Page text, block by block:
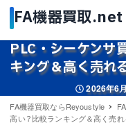
PLC・シーケンサ
キング＆高く売れ
投稿日
2026年6
FA機器買取ならReyoustyle
高い？比較ランキング＆高く売れ